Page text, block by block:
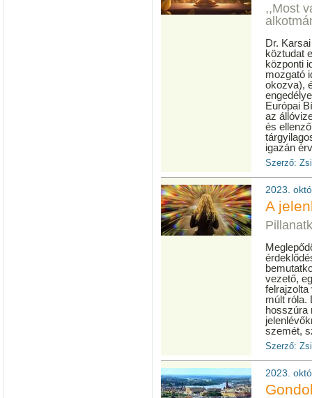
,,Most
Dr.
köztudat
központi
mozgató
okozva),
Európai
az
és
igazán
Szerző:
2023.
A
vezető,
felrajzolta
múlt róla.
hosszúra
szemét,
Szerző:
2023.